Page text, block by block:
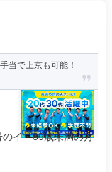
当で上京も可能！
イ・39歳未満の方